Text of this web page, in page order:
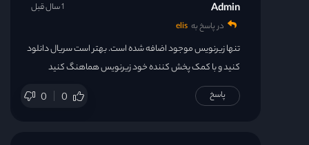
Admin
در پاسخ به elis
تنها زیرنویس موجود اضافه شده است. بهتر است سریال دانلود
کنید و با کمک پخش کننده خود زیرنویس هماهنگ کنید
0 0
1 سال قبل
پاسخ